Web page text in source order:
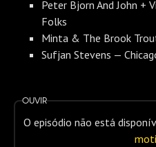
Peter Bjorn And John +
Folks
Minta & The Brook
Sufjan Stevens —
Ouvir
O episódio não está